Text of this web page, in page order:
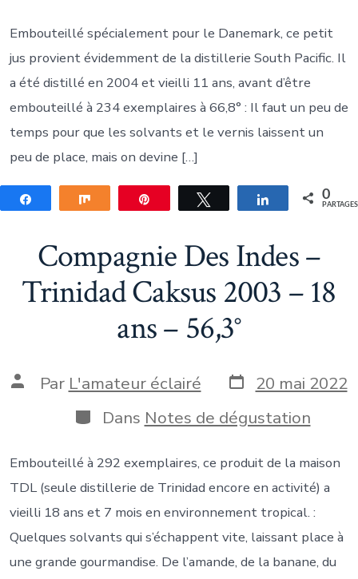
Embouteillé spécialement pour le Danemark, ce petit
jus provient évidemment de la distillerie South Pacific. Il
a été distillé en 2004 et vieilli 11 ans, avant d’être
embouteillé à 234 exemplaires à 66,8° : Il faut un peu de
temps pour que les solvants et le vernis laissent un
peu de place, mais on devine […]
Partagez Partagez Tweetez Partagez 0
PARTAGES
Compagnie Des Indes –
Trinidad Caksus 2003 – 18
ans – 56,3°
Auteur
publication
Par L'amateur éclairé Date
de
publication
20 mai 2022
Catégories
Dans Notes de dégustation
Embouteillé à 292 exemplaires, ce produit de la maison
TDL (seule distillerie de Trinidad encore en activité) a
vieilli 18 ans et 7 mois en environnement tropical. :
Quelques solvants qui s’échappent vite, laissant place à
une grande gourmandise. De l’amande, de la banane, du